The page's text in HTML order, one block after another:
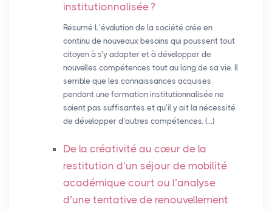
institutionnalisée?
Résumé L’évolution de la société crée en
continu de nouveaux besoins qui poussent tout
citoyen à s’y adapter et à développer de
nouvelles compétences tout au long de sa vie. Il
semble que les connaissances acquises
pendant une formation institutionnalisée ne
soient pas suffisantes et qu’il y ait la nécessité
de développer d’autres compétences. (…)
De la créativité au cœur de la
restitution d’un séjour de mobilité
académique court ou l’analyse
d’une tentative de renouvellement